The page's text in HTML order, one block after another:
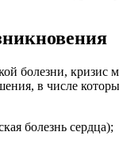
болезни, кризис
в числе
болезнь сердца);